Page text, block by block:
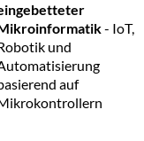
- IoT,
und
auf